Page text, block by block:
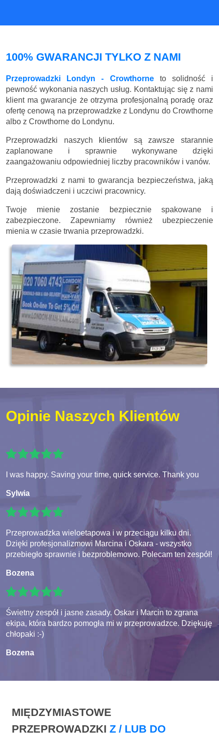
100% GWARANCJI TYLKO Z NAMI
Przeprowadzki Londyn - Crowthorneto solidność i
pewność wykonania naszych usług. Kontaktując się z nami
klient ma gwarancje że otrzyma profesjonalną poradę oraz
ofertę cenową na przeprowadzke z Londynu do Crowthorne
albo z Crowthorne do Londynu.
Przeprowadzki naszych klientów są zawsze starannie
zaplanowane i sprawnie wykonywane dzięki
zaangażowaniu odpowiedniej liczby pracowników i vanów.
Przeprowadzki z nami to gwarancja bezpieczeństwa, jaką
dają doświadczeni i uczciwi pracownicy.
Twoje mienie zostanie bezpiecznie spakowane i
zabezpieczone. Zapewniamy również ubezpieczenie
mienia w czasie trwania przeprowadzki.
Opinie Naszych Klientów
I was happy. Saving your time, quick service. Thank you
Sylwia
Przeprowadzka wieloetapowa i w przeciągu kilku dni.
Dzięki profesjonalizmowi Marcina i Oskara - wszystko
przebiegło sprawnie i bezproblemowo. Polecam ten zespół!
Bozena
Świetny zespół i jasne zasady. Oskar i Marcin to zgrana
ekipa, która bardzo pomogła mi w przeprowadzce. Dziękuję
chłopaki :-)
Bozena
MIĘDZYMIASTOWE
PRZEPROWADZKI Z / LUB DO